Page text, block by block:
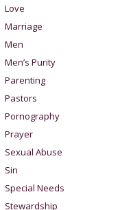
Love
Marriage
Men
Men’s Purity
Parenting
Pastors
Pornography
Prayer
Sexual Abuse
Sin
Special Needs
Stewardship